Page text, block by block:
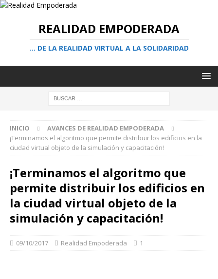
REALIDAD EMPODERADA
… DE LA REALIDAD VIRTUAL A LA SOLIDARIDAD
INICIO
AVANCES DE REALIDAD EMPODERADA
¡Terminamos el algoritmo que permite distribuir los edificios en la
ciudad virtual objeto de la simulación y capacitación!
¡Terminamos el algoritmo que
permite distribuir los edificios en
la ciudad virtual objeto de la
simulación y capacitación!
09/10/2017 Realidad Empoderada 1